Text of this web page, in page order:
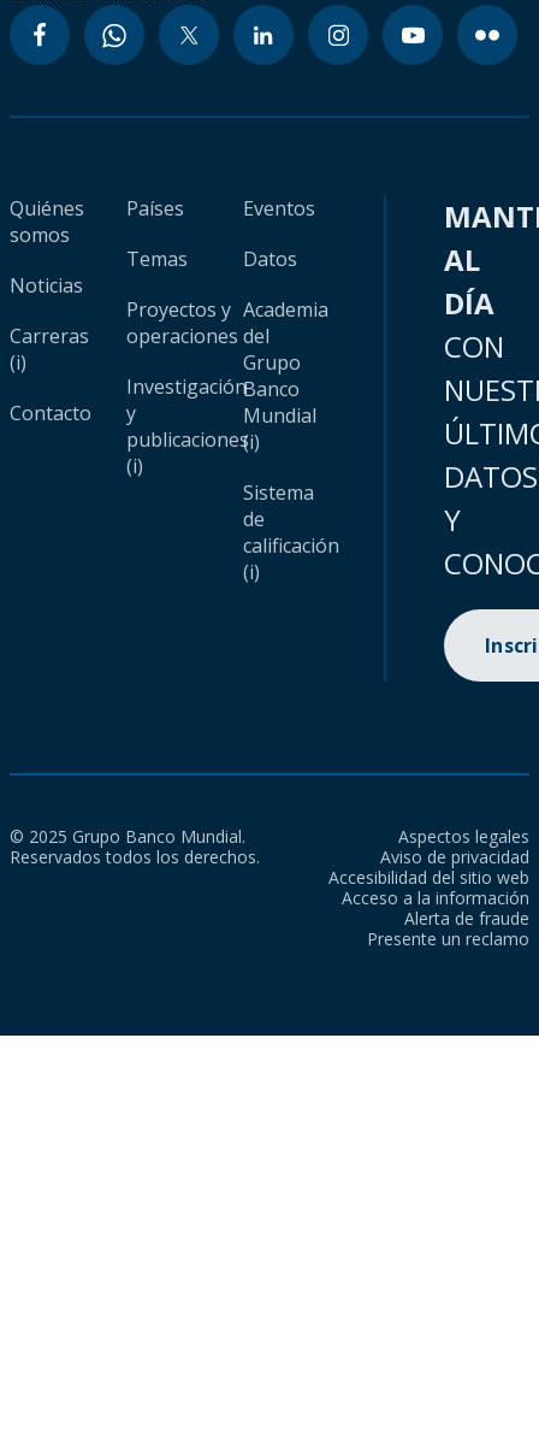
Quiénes
somos
Noticias
Carreras
(i)
Contacto
Países
Temas
Proyectos y
operaciones
Investigación
y
publicaciones
(i)
Eventos
Datos
Academia
del
Grupo
Banco
Mundial
(i)
Sistema
de
calificación
(i)
AL
DÍA
CON
DATOS
Y
© 2025 Grupo Banco Mundial.
Reservados todos los derechos.
Aspectos legales
Aviso de privacidad
Accesibilidad del sitio web
Acceso a la información
Alerta de fraude
Presente un reclamo